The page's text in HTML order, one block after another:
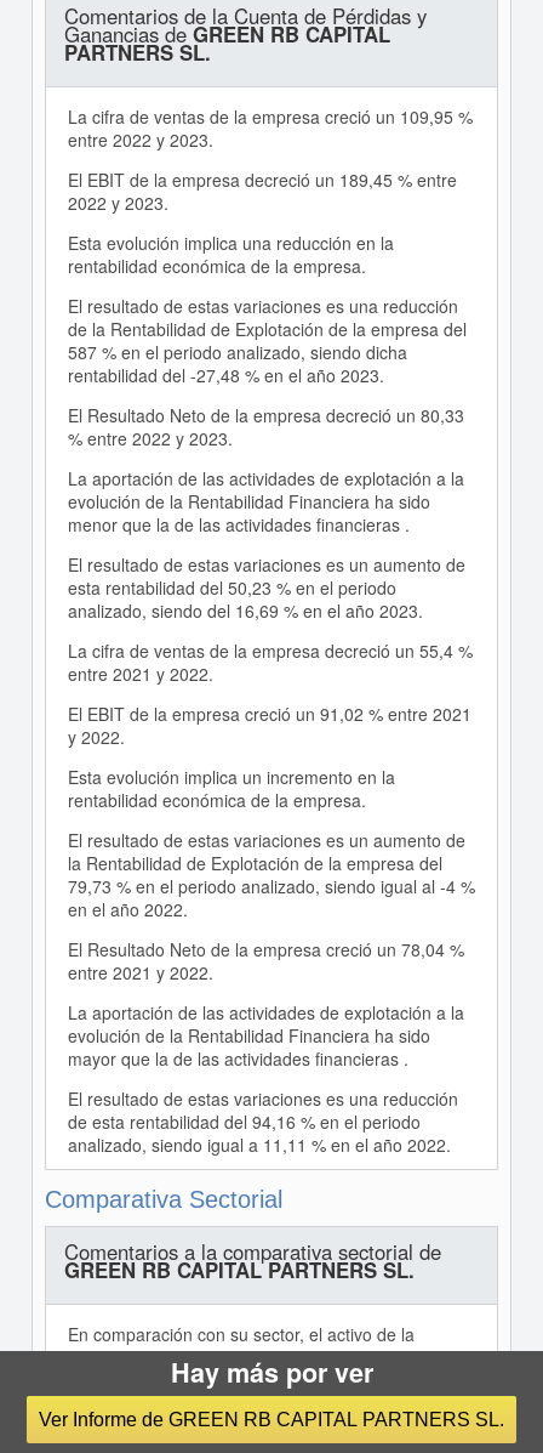
Comentarios de la Cuenta de Pérdidas y
Ganancias deGREEN RB CAPITAL
PARTNERS SL.
La cifra de ventas de la empresa creció un 109,95 %
entre 2022 y 2023.
El EBIT de la empresa decreció un 189,45 % entre
2022 y 2023.
Esta evolución implica una reducción en la
rentabilidad económica de la empresa.
El resultado de estas variaciones es una reducción
de la Rentabilidad de Explotación de la empresa del
587 % en el periodo analizado, siendo dicha
rentabilidad del -27,48 % en el año 2023.
El Resultado Neto de la empresa decreció un 80,33
% entre 2022 y 2023.
La aportación de las actividades de explotación a la
evolución de la Rentabilidad Financiera ha sido
menor que la de las actividades financieras .
El resultado de estas variaciones es un aumento de
esta rentabilidad del 50,23 % en el periodo
analizado, siendo del 16,69 % en el año 2023.
La cifra de ventas de la empresa decreció un 55,4 %
entre 2021 y 2022.
El EBIT de la empresa creció un 91,02 % entre 2021
y 2022.
Esta evolución implica un incremento en la
rentabilidad económica de la empresa.
El resultado de estas variaciones es un aumento de
la Rentabilidad de Explotación de la empresa del
79,73 % en el periodo analizado, siendo igual al -4 %
en el año 2022.
El Resultado Neto de la empresa creció un 78,04 %
entre 2021 y 2022.
La aportación de las actividades de explotación a la
evolución de la Rentabilidad Financiera ha sido
mayor que la de las actividades financieras .
El resultado de estas variaciones es una reducción
de esta rentabilidad del 94,16 % en el periodo
analizado, siendo igual a 11,11 % en el año 2022.
Comparativa Sectorial
Comentarios a la comparativa sectorial de
GREEN RB CAPITAL PARTNERS SL.
En comparación con su sector, el activo de la
empresa muestra una mayor proporción de Activo
no corriente. En concreto, la diferencia con la media
del sector es de 31,71 %.
En cuanto a la composición del pasivo, la empresa
Hay más por ver
Ver Informe de GREEN RB CAPITAL PARTNERS SL.